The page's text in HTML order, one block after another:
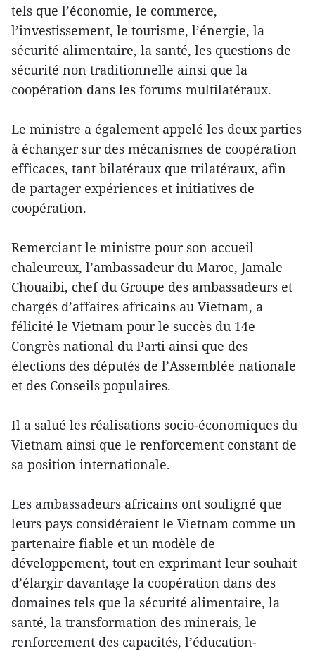
tels que l’économie, le commerce,
l’investissement, le tourisme, l’énergie, la
sécurité alimentaire, la santé, les questions de
sécurité non traditionnelle ainsi que la
coopération dans les forums multilatéraux.
Le ministre a également appelé les deux parties
à échanger sur des mécanismes de coopération
efficaces, tant bilatéraux que trilatéraux, afin
de partager expériences et initiatives de
coopération.
Remerciant le ministre pour son accueil
chaleureux, l’ambassadeur du Maroc, Jamale
Chouaibi, chef du Groupe des ambassadeurs et
chargés d’affaires africains au Vietnam, a
félicité le Vietnam pour le succès du 14e
Congrès national du Parti ainsi que des
élections des députés de l’Assemblée nationale
et des Conseils populaires.
Il a salué les réalisations socio-économiques du
Vietnam ainsi que le renforcement constant de
sa position internationale.
Les ambassadeurs africains ont souligné que
leurs pays considéraient le Vietnam comme un
partenaire fiable et un modèle de
développement, tout en exprimant leur souhait
d’élargir davantage la coopération dans des
domaines tels que la sécurité alimentaire, la
santé, la transformation des minerais, le
renforcement des capacités, l’éducation-